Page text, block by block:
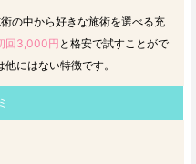
の中から好きな施術を選べる充
回3,000円 と格安で試すことがで
他にはない特徴です。